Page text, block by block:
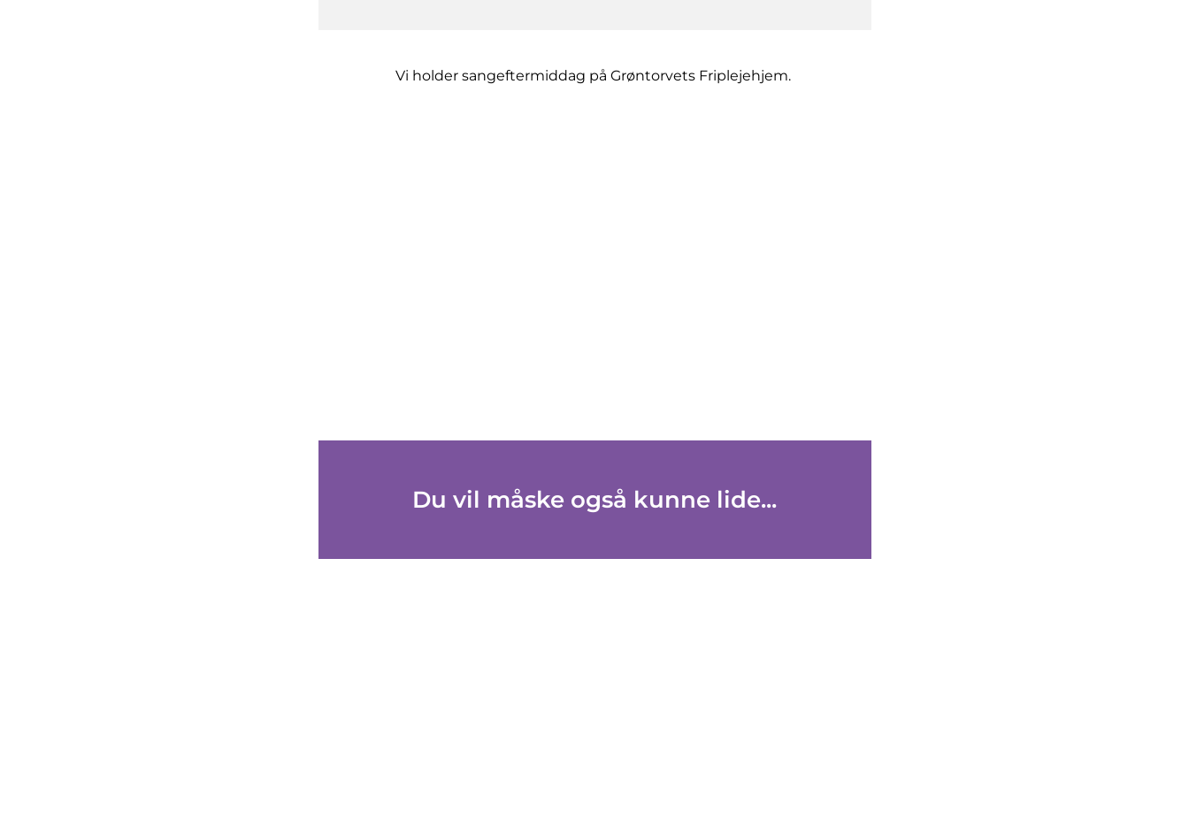
Vi holder sangeftermiddag på Grøntorvets Friplejehjem.
Du vil måske også kunne lide...